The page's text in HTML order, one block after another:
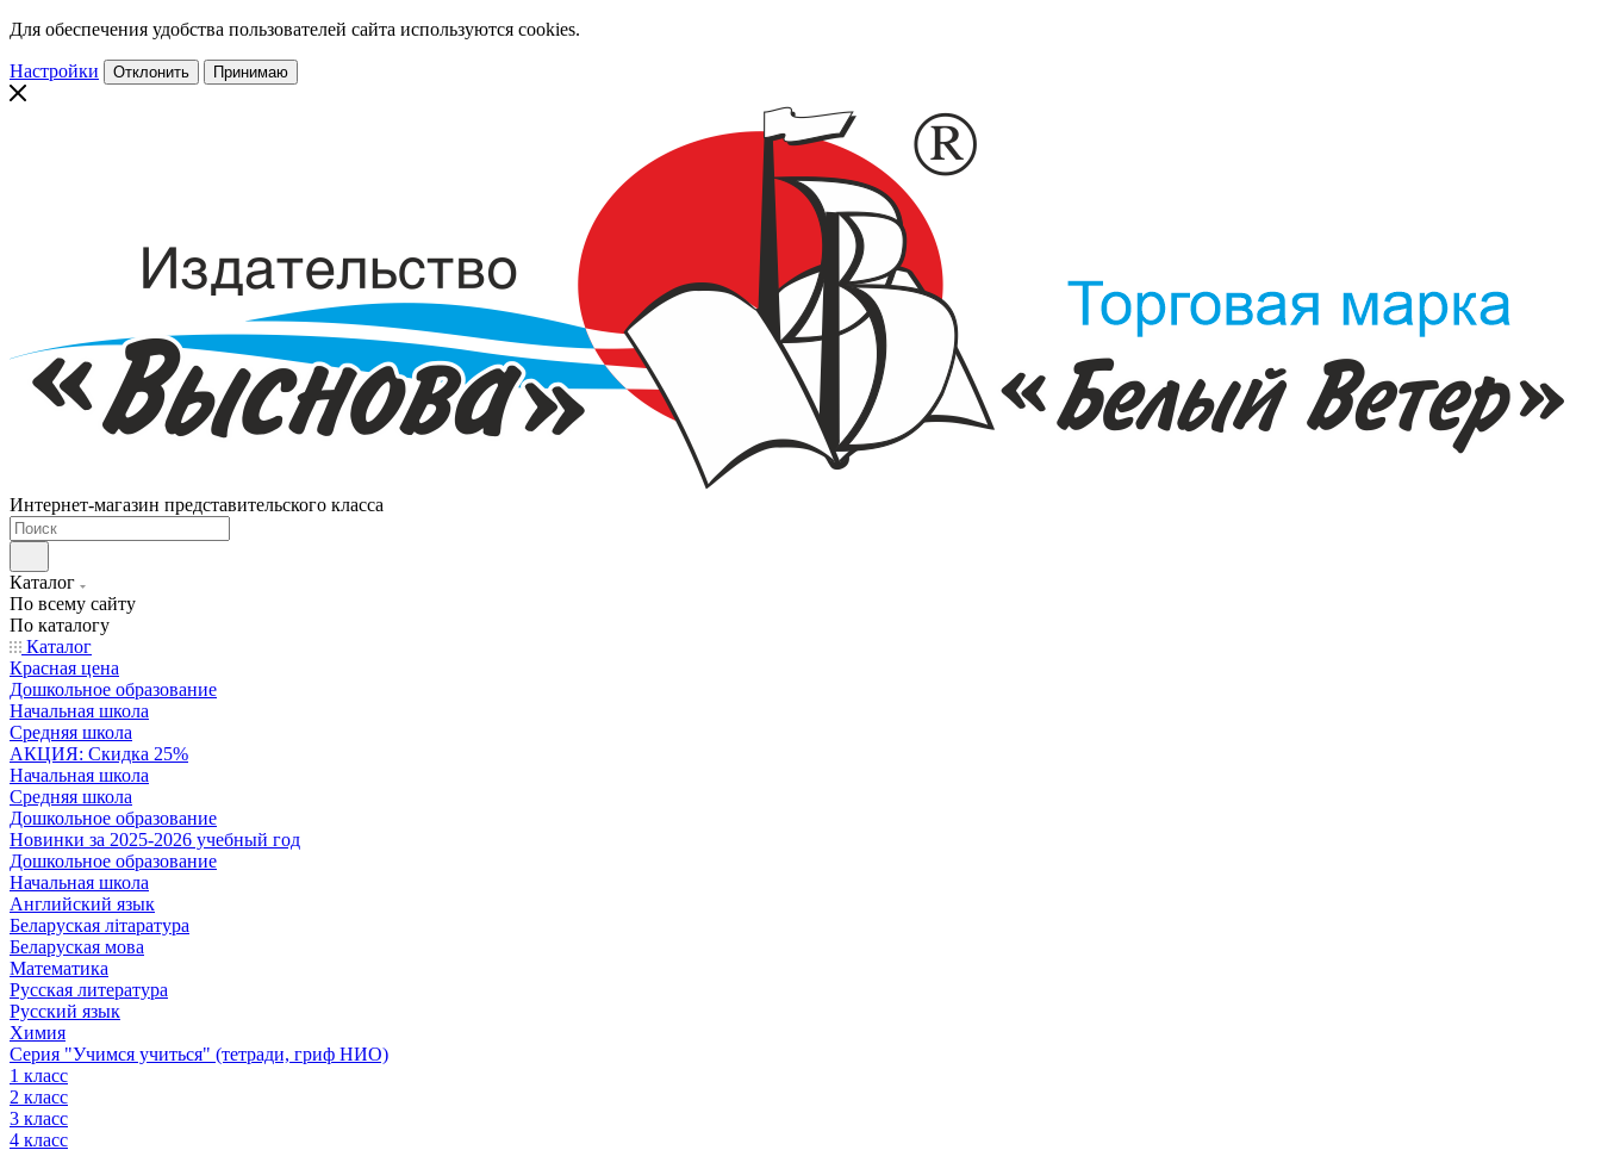
Для обеспечения удобства пользователей сайта используются cookies.
Настройки Отклонить Принимаю
Интернет-магазин представительского класса
Каталог
По всему сайту
По каталогу
Каталог
Красная цена
Дошкольное образование
Начальная школа
Средняя школа
АКЦИЯ: Скидка 25%
Начальная школа
Средняя школа
Дошкольное образование
Новинки за 2025-2026 учебный год
Дошкольное образование
Начальная школа
Английский язык
Беларуская літаратура
Беларуская мова
Математика
Русская литература
Русский язык
Химия
Серия "Учимся учиться" (тетради, гриф НИО)
1 класс
2 класс
3 класс
4 класс